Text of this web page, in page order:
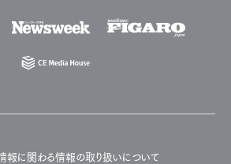
報に関わる情報の取り扱いについて